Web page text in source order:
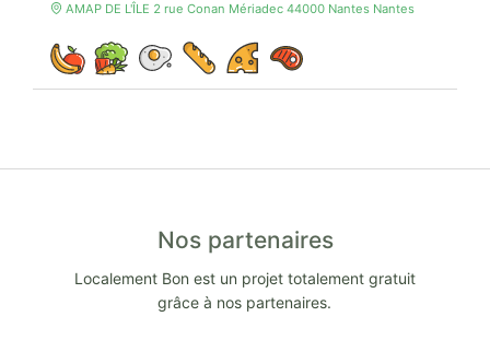
AMAP DE L'ÎLE 2 rue Conan Mériadec 44000 Nantes Nantes
Nos partenaires
Localement Bon est un projet totalement gratuit
grâce à nos partenaires.